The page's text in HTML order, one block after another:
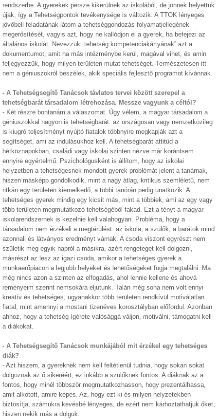
rendszerbe. A gyerekek persze kikerülnek az iskolából, de jönnek helyettük
újak, így a Tehetségpontok tevékenysége is változik. A TTOK lényeges
jövőbeli feladatának látom a tehetséggondozás folyamatjellegének
megerősítését, vagyis azt, hogy ne kallódjon el a gyerek, ha befejezi az
általános iskolát. Nevezzük „tehetség kompetenciakártyának” azt a
dokumentumot, amit ha más intézménybe kerül, magával vihet, és amin
feljegyezzük, hogy milyen területen mutat tehetséget. Természetesen itt
nem a géniuszokról beszélek, akik speciális fejlesztő programot kívánnak.
- A Tehetségsegítő Tanácsok távlatos tervei között szerepel a
tehetségbarát társadalom létrehozása. Messze vagyunk a céltól?
- Két részre bontanám a válaszomat. Úgy vélem, a magyar társadalom a
géniuszokkal nagyon is tehetségbarát: az országosan vagy nemzetközileg
is kiugró teljesítményt nyújtó fiatalok többnyire megkapják azt a
segítséget, ami az indulásukhoz kell. A tehetségbarát attitűd a
hétköznapokban, családi vagy iskolai szinten nézve már korántsem
ennyire egyértelmű. Pszichológusként is állítom, hogy az iskolai
helyzetben a tehetségesnek mondott gyerek problémát jelent a tanárnak,
hiszen másképp gondolkodik, mint a nagy átlag, kritikus szemléletű, nem
ritkán egy területen kiemelkedő, a többi tanórán pedig unatkozik. A
tehetséges gyerek mindig egy kicsit más, mint a többiek, ami az egy vagy
több területen megmutatkozó tehetségéből fakad. Ezt a tényt a magyar
iskolarendszernek is kezelnie kell valahogyan. Probléma, hogy a
társadalom nem érzékeli a megtérülést: az iskola, a szülők, a barátok mind
azonnali és látványos eredményt várnak. A csoda viszont egyrészt nem
születik meg egyik napról a másikra, azért rengeteget kell dolgozni,
másrészt az lesz az igazi csoda, amikor a tehetséges gyerek a
munkaerőpiacon a legjobb helyeket és lehetőségeket fogja megtalálni. Ma
még nincs azon a szinten az elfogadás, ahol lennie kellene és ahová
reményeim szerint nemsokára eljutunk. Talán még soha nem volt ennyi
kreatív és tehetséges, ugyanakkor több területen rendkívül motiválatlan
fiatal, mint amennyi a mostani tizenéves korosztályban előfordul. Azonban
ahhoz, hogy a tehetség ígérete valósággá váljon, motiválni, támogatni kell
a diákokat.
- A Tehetségsegítő Tanácsok munkájából mit érzékel egy tehetséges
diák?
- Azt hiszem, a gyereknek nem kell feltétlenül tudnia, hogy sokan sokat
dolgoznak az ő sikeréért, ez inkább a szülőknek fontos. A diáknak az a
fontos, hogy minél többször megmutatkozhasson, hogy prezentálhassa,
amit alkotott, amire képes. Az, hogy ezt ki és milyen helyzetekben
biztosítja, számukra kevésbé lényeges, de ezért nem kárhoztathatjuk őket,
hiszen nekik más a dolguk.